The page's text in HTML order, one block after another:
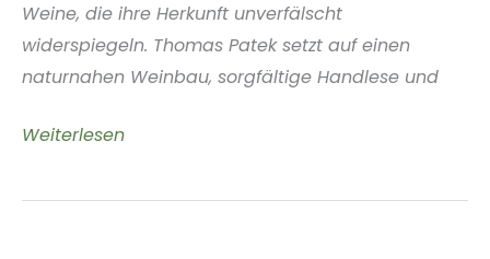
Weine, die ihre Herkunft unverfälscht
widerspiegeln. Thomas Patek setzt auf einen
naturnahen Weinbau, sorgfältige Handlese und
Weingut
Patek
Weiterlesen